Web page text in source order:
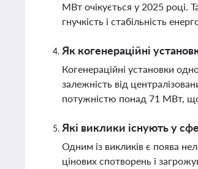
МВт очікується у 2025 році.
гнучкість і стабільність
Як когенераційні
Когенераційні установки
залежність від
потужністю понад 71 МВт, що
Які виклики існують у
Одним із викликів є поява
цінових спотворень і